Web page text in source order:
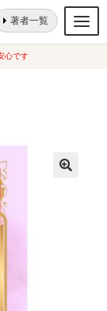
心です
著者一覧
ース・タロット）